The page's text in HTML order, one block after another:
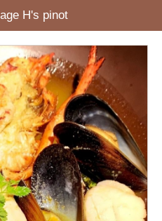
H's pinot